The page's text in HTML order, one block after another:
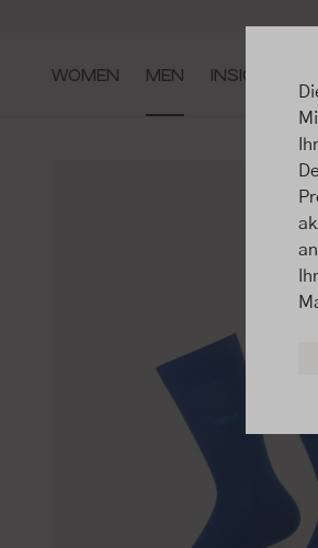
Zur Hauptnavigation springen
WOMEN MEN INSIGHTS